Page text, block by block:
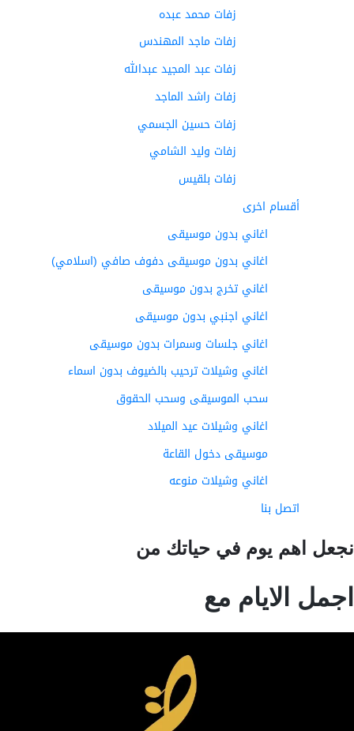
زفات محمد عبده
زفات ماجد المهندس
زفات عبد المجيد عبدالله
زفات راشد الماجد
زفات حسين الجسمي
زفات وليد الشامي
زفات بلقيس
أقسام اخرى
اغاني بدون موسيقى
اغاني بدون موسيقى دفوف صافي (اسلامي)
اغاني تخرج بدون موسيقى
اغاني اجنبي بدون موسيقى
اغاني جلسات وسمرات بدون موسيقى
اغاني وشيلات ترحيب بالضيوف بدون اسماء
سحب الموسيقى وسحب الحقوق
اغاني وشيلات عيد الميلاد
موسيقى دخول القاعة
اغاني وشيلات منوعه
اتصل بنا
اهم يوم في حياتك من
الايام مع